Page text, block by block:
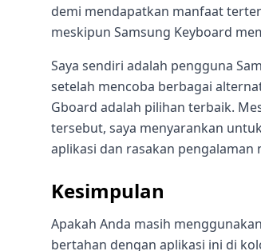
demi mendapatkan manfaat
meskipun Samsung Keyboard
Saya sendiri adalah pengguna
setelah mencoba berbagai
Gboard adalah pilihan terbaik.
tersebut, saya menyarankan
aplikasi dan rasakan pengalaman
Kesimpulan
Apakah Anda masih
bertahan dengan aplikasi ini di